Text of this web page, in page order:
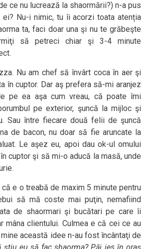
ce nu lucrează la shaormării?) n-a pus
Nu-i nimic, tu îi acorzi toata atenția
ta, faci doar una şi nu te grăbeşte
să petreci chiar şi 3-4 minute
Nu am chef să învârt coca în aer şi
în cuptor. Dar aş prefera să-mi aranjez
pe ea aşa cum vreau, că poate îmi
pe exterior, şuncă la mijloc şi
Sau între fiecare două felii de şuncă
de bacon, nu doar să fie aruncate la
Le aşez eu, apoi dau ok-ul omului
cuptor şi să mi-o aducă la masă, unde
e o treabă de maxim 5 minute pentru
să mă coste mai puţin, nemafiind
de shaormari şi bucătari pe care îi
mâna clientului. Culmea e că cei ce au
această idee n-au fost încântaţi de